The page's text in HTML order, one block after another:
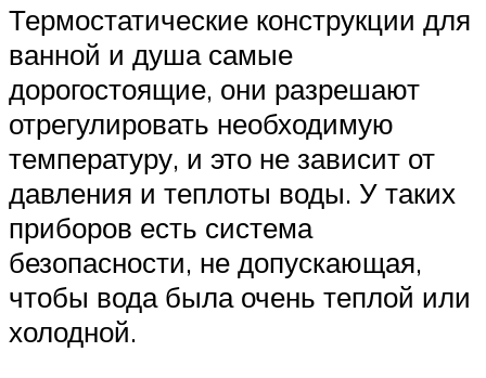
Термостатические конструкции для
ванной и душа самые
дорогостоящие, они разрешают
отрегулировать необходимую
температуру, и это не зависит от
давления и теплоты воды. У таких
приборов есть система
безопасности, не допускающая,
чтобы вода была очень теплой или
холодной.